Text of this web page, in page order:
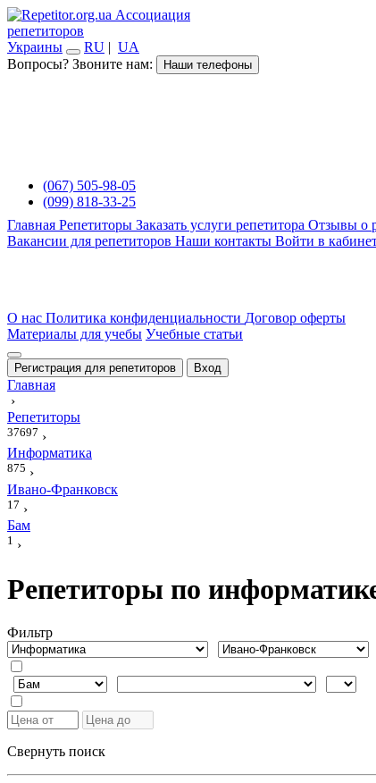
Ассоциация
репетиторов
Украины
RU | UA
Вопросы? Звоните нам:
Наши телефоны
(067) 505-98-05
(099) 818-33-25
Главная Репетиторы Заказать услуги репетитора Отзывы о
Вакансии для репетиторов Наши контакты Войти в
О нас Политика конфиденциальности Договор оферты
Материалы для учебы Учебные статьи
Регистрация для репетиторов Вход
Главная
›
Репетиторы
37697 ›
Информатика
875 ›
Ивано-Франковск
17 ›
Бам
1 ›
Репетиторы по
Фильтр
Свернуть поиск